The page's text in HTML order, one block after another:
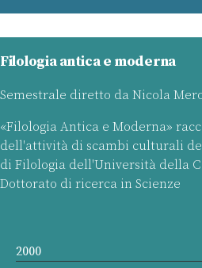
Filologia antica e moderna
Semestrale diretto da Nicola
«Filologia Antica e Moderna»
dell'attività di scambi culturali
di Filologia dell'Università della
Dottorato di ricerca in Scienze
2000